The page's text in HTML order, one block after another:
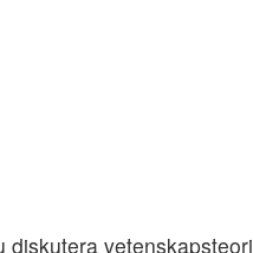
diskutera vetenskapsteori